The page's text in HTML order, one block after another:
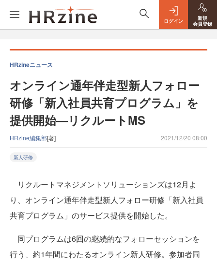
ログイン
新規
会員登録
HRzineニュース
オンライン通年伴走型新人フォロー
研修「新入社員共育プログラム」を
提供開始―リクルートMS
HRzine編集部[著] 2021/12/20 08:00
新人研修
リクルートマネジメントソリューションズは12月よ
り、オンライン通年伴走型新人フォロー研修「新入社員
共育プログラム」のサービス提供を開始した。
同プログラムは6回の継続的なフォローセッションを
行う、約1年間にわたるオンライン新人研修。参加者同